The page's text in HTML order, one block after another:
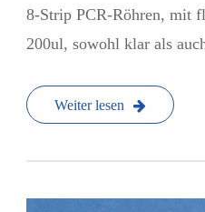
8-Strip PCR-Röhren, mit
200ul, sowohl klar als
Weiter lesen